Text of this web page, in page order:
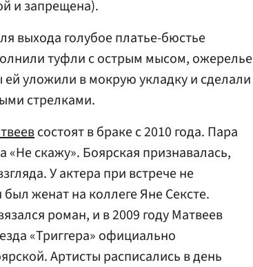
и запрещена).
выхода голубое платье-бюстье
туфли с острым мысом, ожерелье
уложили в мокрую укладку и сделали
стрелками.
состоят в браке с 2010 года. Пара
скажу». Боярская признавалась,
У актера при встрече не
женат на коллеге Яне Сексте.
роман, и в 2009 году Матвеев
«Триггера» официально
Артисты расписались в день